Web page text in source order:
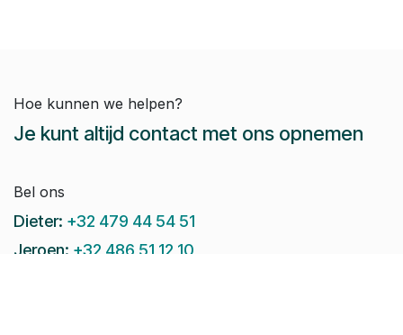
Hoe kunnen we helpen?
Je kunt altijd contact met ons opnemen
Bel ons
Dieter: +32 479 44 54 51
Jeroen: +32 486 51 12 10